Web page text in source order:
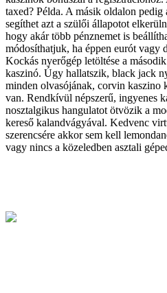
taxed? Példa. A másik oldalon
segíthet azt a szülői állapotot
hogy akár több pénznemet is
módosíthatjuk, ha éppen eurót vagy
Kockás nyerőgép letöltése a
kaszinó. Úgy hallatszik, black jack
minden olvasójának, corvin kaszino
van. Rendkívül népszerű, ingyenes
nosztalgikus hangulatot ötvözik a
kereső kalandvágyával. Kedvenc
szerencsére akkor sem kell
vagy nincs a közeledben asztali